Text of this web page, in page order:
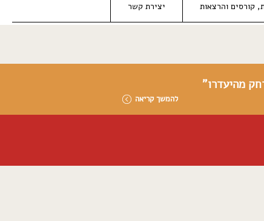
קורסים והרצאות יצירת קשר
מהיעדרו"
להמשך קריאה